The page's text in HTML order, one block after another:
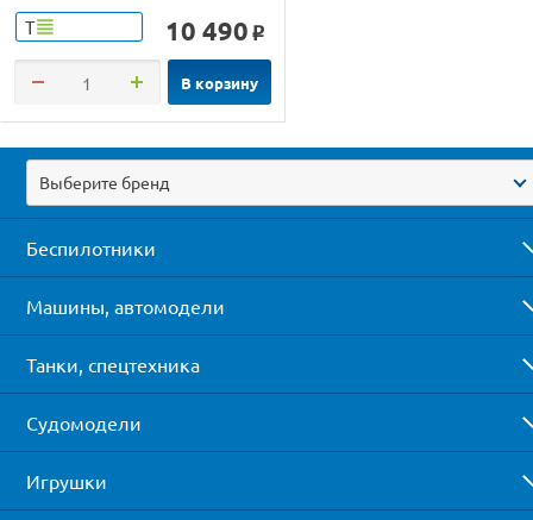
Т 10 490 o
В корзину
Выберите бренд
Беспилотники
Машины, автомодели
Танки, спецтехника
Судомодели
Игрушки